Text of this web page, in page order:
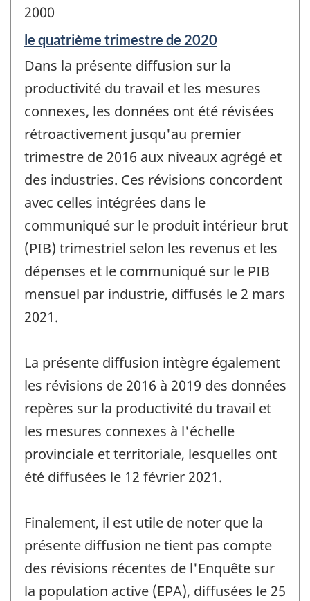
2000
Période
référence
de
changement
-
le quatrième trimestre de 2020
Dans la présente diffusion sur la
productivité du travail et les mesures
connexes, les données ont été révisées
rétroactivement jusqu'au premier
trimestre de 2016 aux niveaux agrégé et
des industries. Ces révisions concordent
avec celles intégrées dans le
communiqué sur le produit intérieur brut
(PIB) trimestriel selon les revenus et les
dépenses et le communiqué sur le PIB
mensuel par industrie, diffusés le 2 mars
2021.
La présente diffusion intègre également
les révisions de 2016 à 2019 des données
repères sur la productivité du travail et
les mesures connexes à l'échelle
provinciale et territoriale, lesquelles ont
été diffusées le 12 février 2021.
Finalement, il est utile de noter que la
présente diffusion ne tient pas compte
des révisions récentes de l'Enquête sur
la population active (EPA), diffusées le 25